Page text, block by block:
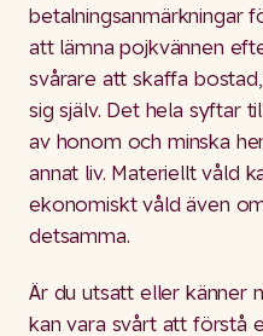
betalningsanmärkningar
att lämna pojkvännen
svårare att skaffa
sig själv. Det hela syftar
av honom och minska
annat liv. Materiellt våld
ekonomiskt våld även
detsamma.
Är du utsatt eller känner
kan vara svårt att förstå